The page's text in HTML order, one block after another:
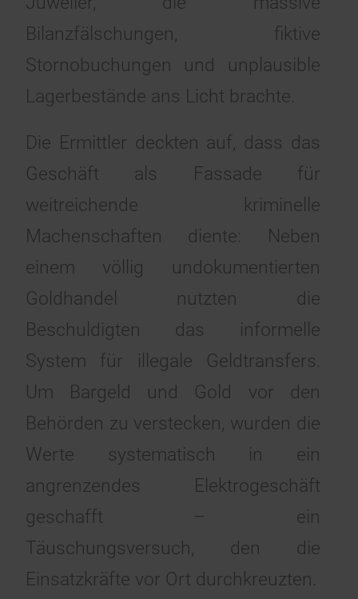
Bilanzfälschungen, fiktive
Stornobuchungen und unplausible
Lagerbestände ans Licht brachte.
Die Ermittler deckten auf, dass das
Geschäft als Fassade für
weitreichende kriminelle
Machenschaften diente: Neben
einem völlig undokumentierten
Goldhandel nutzten die
Beschuldigten das informelle
System für illegale Geldtransfers.
Um Bargeld und Gold vor den
Behörden zu verstecken, wurden die
Werte systematisch in ein
angrenzendes Elektrogeschäft
geschafft – ein
Täuschungsversuch, den die
Einsatzkräfte vor Ort durchkreuzten.